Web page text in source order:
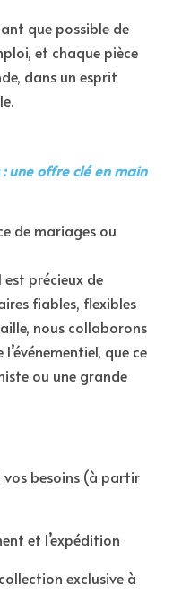
que possible de
et chaque pièce
dans un esprit
une offre clé en main
de mariages ou
est précieux de
fiables, flexibles
nous collaborons
que ce
ou une grande
besoins (à partir
et l’expédition
exclusive à